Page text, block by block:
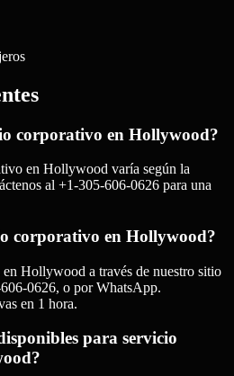
corporativo en Hollywood?
en Hollywood varía según la
al +1-305-606-0626 para una
corporativo en Hollywood?
Hollywood a través de nuestro sitio
0626, o por WhatsApp.
en 1 hora.
para servicio